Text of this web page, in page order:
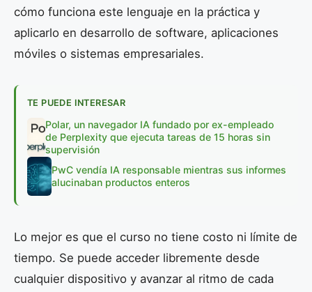
cómo funciona este lenguaje en la práctica y
aplicarlo en desarrollo de software, aplicaciones
móviles o sistemas empresariales.
TE PUEDE INTERESAR
Polar, un navegador IA fundado por ex-empleado
de Perplexity que ejecuta tareas de 15 horas sin
supervisión
PwC vendía IA responsable mientras sus informes
alucinaban productos enteros
Lo mejor es que el curso no tiene costo ni límite de
tiempo. Se puede acceder libremente desde
cualquier dispositivo y avanzar al ritmo de cada